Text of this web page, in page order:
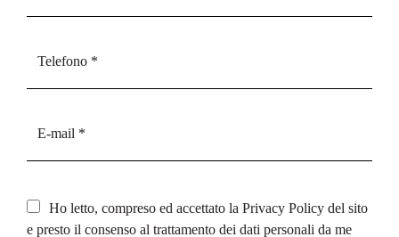
Ho letto, compreso ed accettato la Privacy Policy del sito
e presto il consenso al trattamento dei dati personali da me